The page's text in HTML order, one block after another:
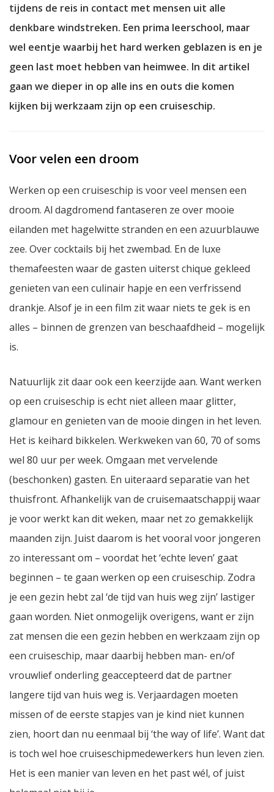
tijdens de reis in contact met mensen uit alle
denkbare windstreken. Een prima leerschool, maar
wel eentje waarbij het hard werken geblazen is en je
geen last moet hebben van heimwee. In dit artikel
gaan we dieper in op alle ins en outs die komen
kijken bij werkzaam zijn op een cruiseschip.
Voor velen een droom
Werken op een cruiseschip is voor veel mensen een
droom. Al dagdromend fantaseren ze over mooie
eilanden met hagelwitte stranden en een azuurblauwe
zee. Over cocktails bij het zwembad. En de luxe
themafeesten waar de gasten uiterst chique gekleed
genieten van een culinair hapje en een verfrissend
drankje. Alsof je in een film zit waar niets te gek is en
alles – binnen de grenzen van beschaafdheid – mogelijk
is.
Natuurlijk zit daar ook een keerzijde aan. Want werken
op een cruiseschip is echt niet alleen maar glitter,
glamour en genieten van de mooie dingen in het leven.
Het is keihard bikkelen. Werkweken van 60, 70 of soms
wel 80 uur per week. Omgaan met vervelende
(beschonken) gasten. En uiteraard separatie van het
thuisfront. Afhankelijk van de cruisemaatschappij waar
je voor werkt kan dit weken, maar net zo gemakkelijk
maanden zijn. Juist daarom is het vooral voor jongeren
zo interessant om – voordat het ‘echte leven’ gaat
beginnen – te gaan werken op een cruiseschip. Zodra
je een gezin hebt zal ‘de tijd van huis weg zijn’ lastiger
gaan worden. Niet onmogelijk overigens, want er zijn
zat mensen die een gezin hebben en werkzaam zijn op
een cruiseschip, maar daarbij hebben man- en/of
vrouwlief onderling geaccepteerd dat de partner
langere tijd van huis weg is. Verjaardagen moeten
missen of de eerste stapjes van je kind niet kunnen
zien, hoort dan nu eenmaal bij ‘the way of life’. Want dat
is toch wel hoe cruiseschipmedewerkers hun leven zien.
Het is een manier van leven en het past wél, of juist